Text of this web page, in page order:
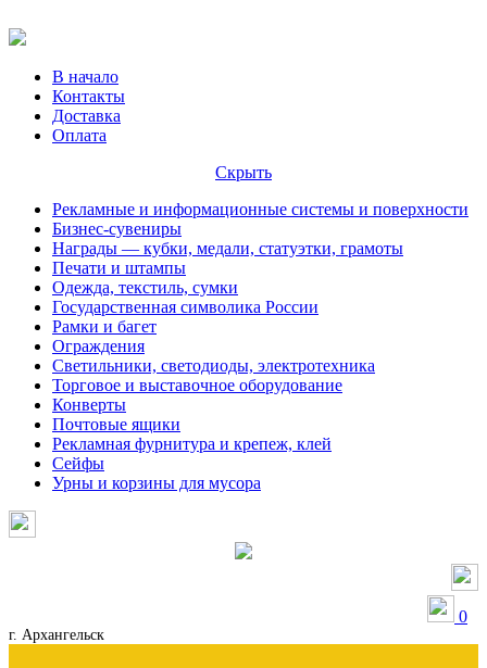
В начало
Контакты
Доставка
Оплата
Скрыть
Рекламные и информационные системы и поверхности
Бизнес-сувениры
Награды — кубки, медали, статуэтки, грамоты
Печати и штампы
Одежда, текстиль, сумки
Государственная символика России
Рамки и багет
Ограждения
Светильники, светодиоды, электротехника
Торговое и выставочное оборудование
Конверты
Почтовые ящики
Рекламная фурнитура и крепеж, клей
Сейфы
Урны и корзины для мусора
0
г. Архангельск